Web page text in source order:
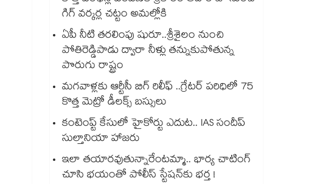
గిగ్ వర్కర్ల చట్టం అమల్లోకి
ఏపీ నీటి తరలింపు షురూ..శ్రీశైలం నుంచి
పోతిరెడ్డిపాడు ద్వారా నీళ్లు తన్నుకుపోతున్న
పొరుగు రాష్ట్రం
మగవాళ్లకు ఆర్టీసీ బిగ్ రిలీఫ్ ..గ్రేటర్ పరిధిలో 75
కొత్త మెట్రో డీలక్స్ బస్సులు
కంటెంప్ట్ కేసులో హైకోర్టు ఎదుట.. IAS సందీప్
సుల్తానియా హాజరు
ఇలా తయారవుతున్నారేంటమ్మా.. భార్య చాటింగ్
చూసి భయంతో పోలీస్ స్టేషన్⁫కు భర్త !